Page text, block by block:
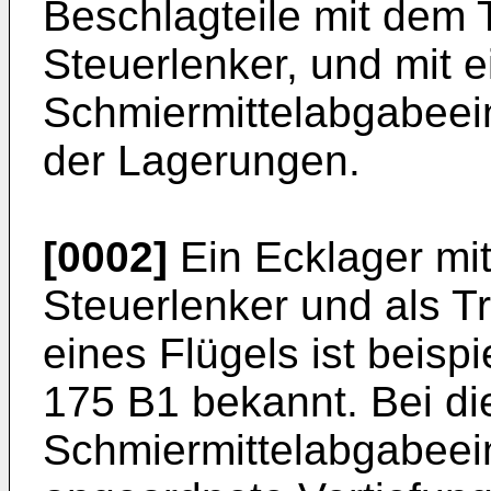
Beschlagteile mit dem
Steuerlenker, und mit
der Lagerungen.
[0002] Ein Ecklager
Steuerlenker und als
eines Flügels ist
175 B1 bekannt. Bei